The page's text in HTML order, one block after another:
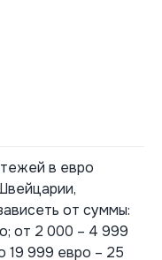
в евро
от суммы:
от 2 000 – 4 999
19 999 евро – 25